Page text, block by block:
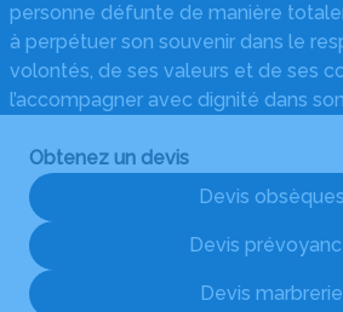
personne défunte de manière
à perpétuer son souvenir dans le
volontés, de ses valeurs et de ses
l’accompagner avec dignité dans
Obtenez un devis
Devis obsèques
Devis
Devis marbrerie